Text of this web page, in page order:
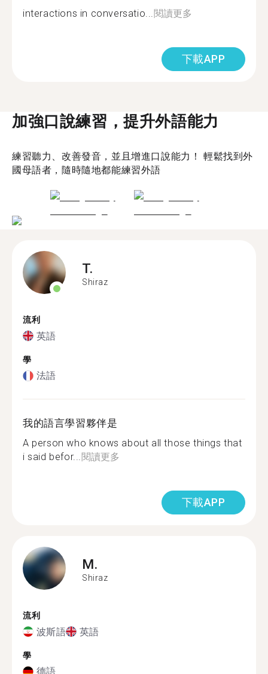
interactions in conversatio... 閱讀更多
下載APP
加強口說練習，提升外語能力
練習聽力、改善發音，並且增進口說能力！ 輕鬆找到外
國母語者，隨時隨地都能練習外語
T.
Shiraz
流利
英語
學
法語
我的語言學習夥伴是
A person who knows about all those things that
i said befor...閱讀更多
下載APP
M.
Shiraz
流利
波斯語 英語
學
德語